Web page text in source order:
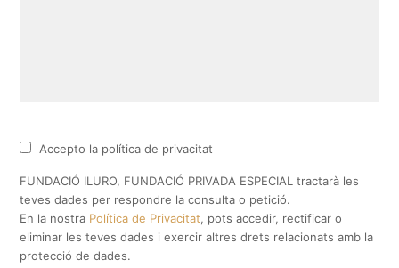
Accepto la política de privacitat
FUNDACIÓ ILURO, FUNDACIÓ PRIVADA ESPECIAL tractarà les
teves dades per respondre la consulta o petició.
En la nostra Política de Privacitat, pots accedir, rectificar o
eliminar les teves dades i exercir altres drets relacionats amb la
protecció de dades.